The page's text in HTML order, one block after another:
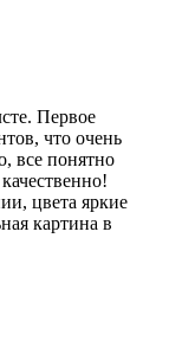
Первое
что очень
все понятно
цвета яркие
картина в